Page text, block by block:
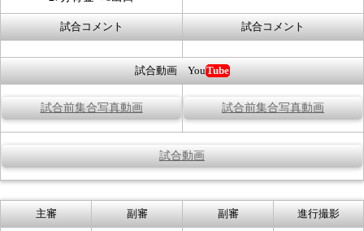
試合コメント 試合コメント
試合動画 YouTube
試合前集合写真動画 試合前集合写真動画
試合動画
主審 副審 副審 進行撮影